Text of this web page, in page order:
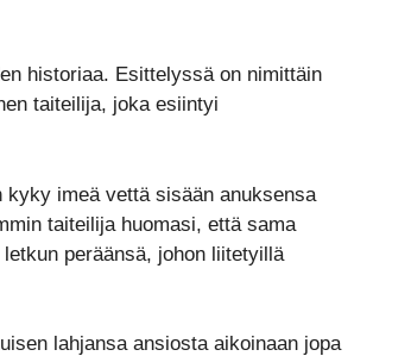
historiaa. Esittelyssä on nimittäin
taiteilija, joka esiintyi
kyky imeä vettä sisään anuksensa
taiteilija huomasi, että sama
peräänsä, johon liitetyillä
lahjansa ansiosta aikoinaan jopa